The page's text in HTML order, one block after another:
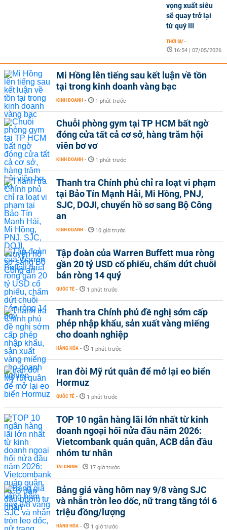
vọng xuất siêu
sẽ quay trở lại
từ quý III
THỜI SỰ -
16:54 | 07/05/2026
Mi Hồng lên tiếng sau kết luận về tồn
tại trong kinh doanh vàng bạc
KINH DOANH - 1 phút trước
Chuỗi phòng gym tại TP HCM bất ngờ
đóng cửa tất cả cơ sở, hàng trăm hội
viên bơ vơ
KINH DOANH - 1 phút trước
Thanh tra Chính phủ chỉ ra loạt vi phạm
tại Bảo Tín Mạnh Hải, Mi Hồng, PNJ,
SJC, DOJI, chuyển hồ sơ sang Bộ Công
an
KINH DOANH - 10 giờ trước
Tập đoàn của Warren Buffett mua ròng
gần 20 tỷ USD cổ phiếu, chấm dứt chuỗi
bán ròng 14 quý
QUỐC TẾ - 1 phút trước
Thanh tra Chính phủ đề nghị sớm cấp
phép nhập khẩu, sản xuất vàng miếng
cho doanh nghiệp
HÀNG HÓA - 1 phút trước
Iran đòi Mỹ rút quân để mở lại eo biển
Hormuz
QUỐC TẾ - 1 phút trước
TOP 10 ngân hàng lãi lớn nhất từ kinh
doanh ngoại hối nửa đầu năm 2026:
Vietcombank quán quân, ACB dẫn đầu
nhóm tư nhân
TÀI CHÍNH - 17 giờ trước
Bảng giá vàng hôm nay 9/8 vàng SJC
và nhẫn tròn leo dốc, nữ trang tăng tới 6
triệu đồng/lượng
HÀNG HÓA - 1 giờ trước